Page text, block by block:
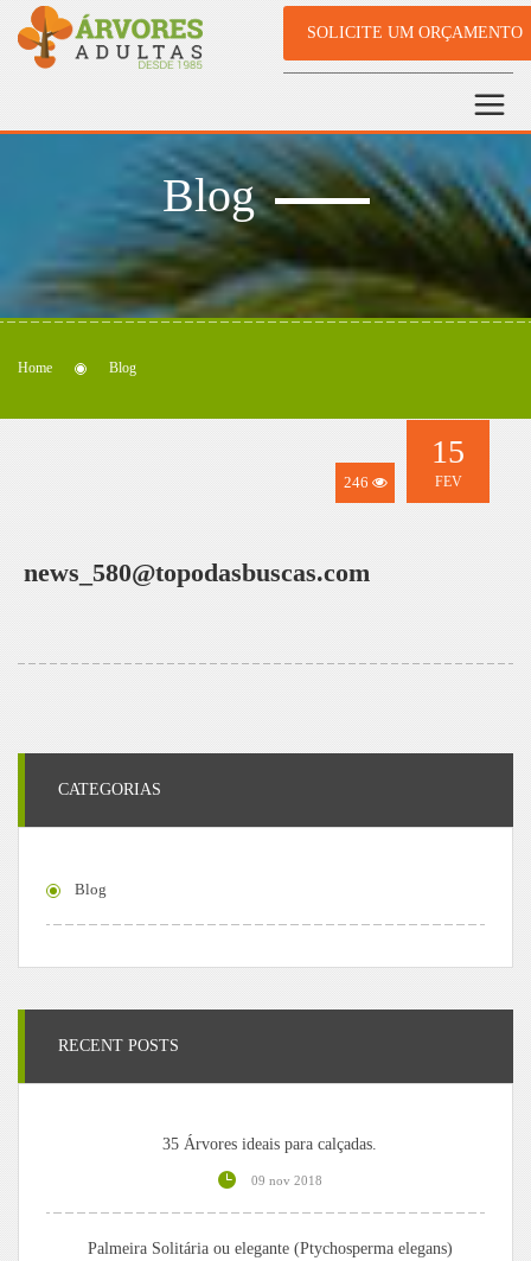
SOLICITE UM ORÇAMENTO
Blog
Home Blog
246
15
FEV
news_580@topodasbuscas.com
CATEGORIAS
Blog
RECENT POSTS
35 Árvores ideais para calçadas.
09 nov 2018
Palmeira Solitária ou elegante (Ptychosperma elegans)